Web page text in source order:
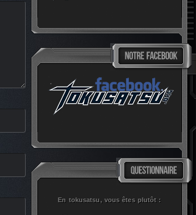
En tokusatsu, vous êtes plutôt :